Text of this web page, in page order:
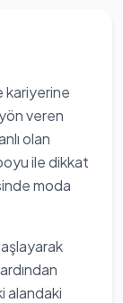
kariyerine
veren
olan
ile dikkat
moda
alandaki